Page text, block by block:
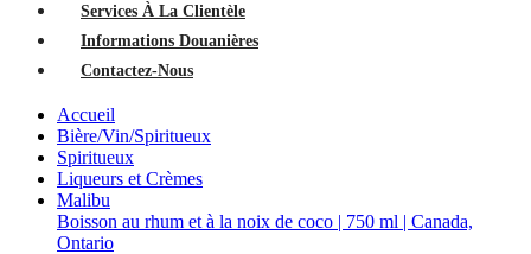
Services À La Clientèle
Informations Douanières
Contactez-Nous
Accueil
Bière/Vin/Spiritueux
Spiritueux
Liqueurs et Crèmes
Malibu
Boisson au rhum et à la noix de coco | 750 ml | Canada,
Ontario